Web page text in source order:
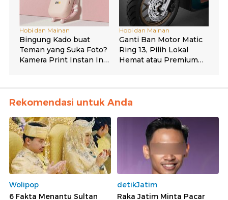
Rekomendasi untuk Anda
Wolipop
6 Fakta Menantu Sultan
detikJatim
Raka Jatim Minta Pacar